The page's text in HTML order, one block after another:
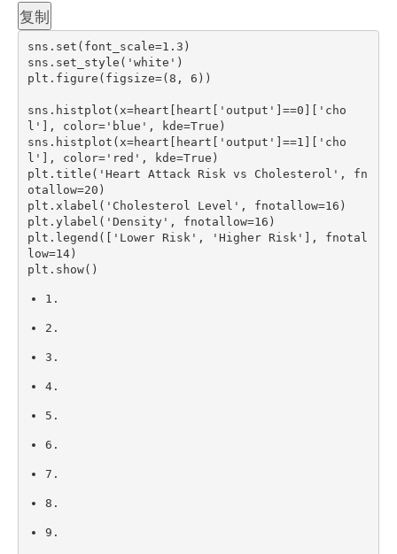
复制
sns . set ( font_scale=1.3 )
sns . set_style ( 'white' )
plt . figure ( figsize=( 8 , 6 ) )
sns . histplot ( x=heart heart 'output' ==0
'cho
l'
, color='blue' , kde=True )
sns . histplot ( x=heart heart 'output' ==1
'cho
l'
, color='red' , kde=True )
plt . title ( 'Heart Attack Risk vs Cholesterol' ,
fn
otallow=20 )
plt . xlabel ( 'Cholesterol Level' , fnotallow=16 )
plt . ylabel ( 'Density' , fnotallow=16 )
plt . legend ( 'Lower Risk' , 'Higher Risk' ,
fnotal
low=14)
plt . show( )
1.
2.
3.
4.
5.
6.
7.
8.
9.